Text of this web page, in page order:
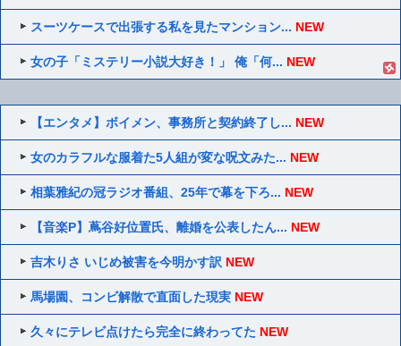
スーツケースで出張する私を見たマンション... NEW
女の子「ミステリー小説大好き！」 俺「何... NEW
【エンタメ】ボイメン、事務所と契約終了し... NEW
女のカラフルな服着た5人組が変な呪文みた... NEW
相葉雅紀の冠ラジオ番組、25年で幕を下ろ... NEW
【音楽P】蔦谷好位置氏、離婚を公表したん... NEW
吉木りさ いじめ被害を今明かす訳 NEW
馬場園、コンビ解散で直面した現実 NEW
久々にテレビ点けたら完全に終わってた NEW